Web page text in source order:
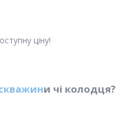
ціну!
и чі колодця?